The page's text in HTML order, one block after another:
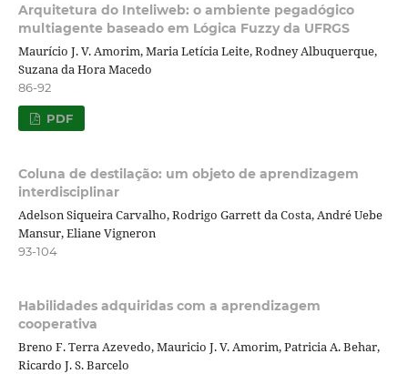
Arquitetura do Inteliweb: o ambiente pegadógico
multiagente baseado em Lógica Fuzzy da UFRGS
Maurício J. V. Amorim, Maria Letícia Leite, Rodney Albuquerque,
Suzana da Hora Macedo
86-92
PDF
Coluna de destilação: um objeto de aprendizagem
interdisciplinar
Adelson Siqueira Carvalho, Rodrigo Garrett da Costa, André Uebe
Mansur, Eliane Vigneron
93-104
Habilidades adquiridas com a aprendizagem
cooperativa
Breno F. Terra Azevedo, Mauricio J. V. Amorim, Patricia A. Behar,
Ricardo J. S. Barcelo